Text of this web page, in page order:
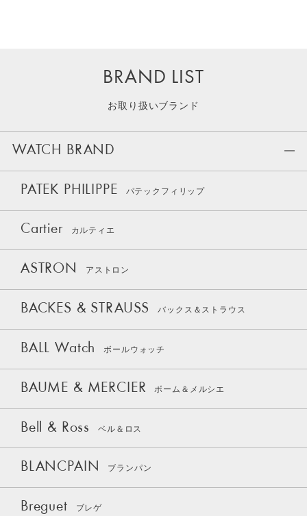
BRAND LIST
お取り扱いブランド
WATCH BRAND
PATEK PHILIPPE パテックフィリップ
Cartier カルティエ
ASTRON アストロン
BACKES & STRAUSS バックス＆ストラウス
BALL Watch ボールウォッチ
BAUME & MERCIER ボーム＆メルシエ
Bell & Ross ベル＆ロス
BLANCPAIN ブランパン
Breguet ブレゲ